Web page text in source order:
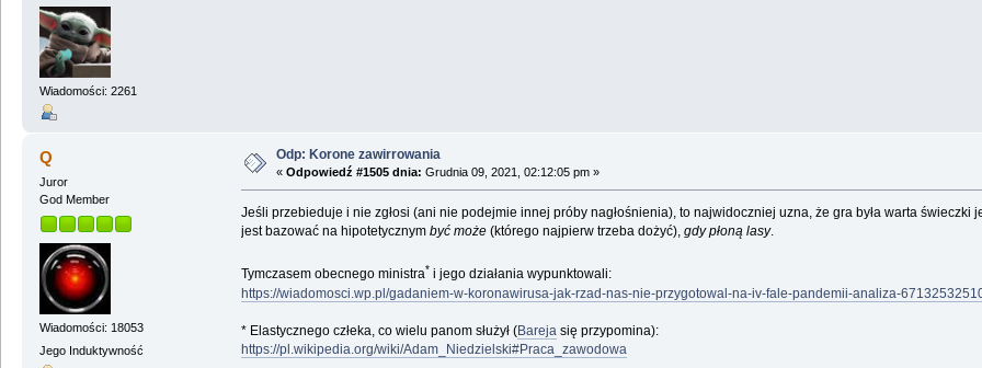
Wiadomości: 2261
Q
Juror
God Member
Wiadomości: 18053
Jego Induktywność
Odp: Korone zawirrowania
« Odpowiedź #1505 dnia: Grudnia 09, 2021, 02:12:05 pm »
Jeśli przebieduje i nie zgłosi (ani nie podejmie innej próby nagłośnienia), to najwidoczniej uzna, że gra była warta
jest bazować na hipotetycznym być może(którego najpierw trzeba dożyć), gdy płoną lasy.
Tymczasem obecnego ministra* i jego działania wypunktowali:
https://wiadomosci.wp.pl/gadaniem-w-koronawirusa-jak-rzad-nas-nie-przygotowal-na-iv-fale-pandemii-analiza-
* Elastycznego człeka, co wielu panom służył (Bareja się przypomina):
https://pl.wikipedia.org/wiki/Adam_Niedzielski#Praca_zawodowa